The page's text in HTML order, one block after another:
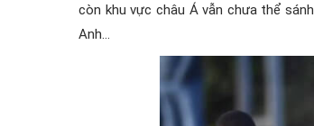
còn khu vực châu Á vẫn chưa thể
Anh…